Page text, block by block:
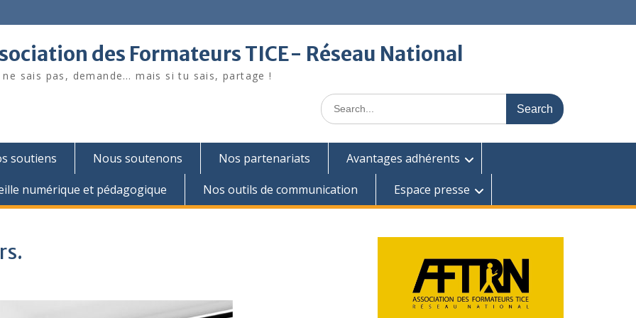
des Formateurs TICE- Réseau National
ne sais pas, demande… mais si tu sais, partage !
Search
for:
soutiens Nous soutenons Nos partenariats
Avantages adhérents
numérique et pédagogique Nos outils de communication Espace presse